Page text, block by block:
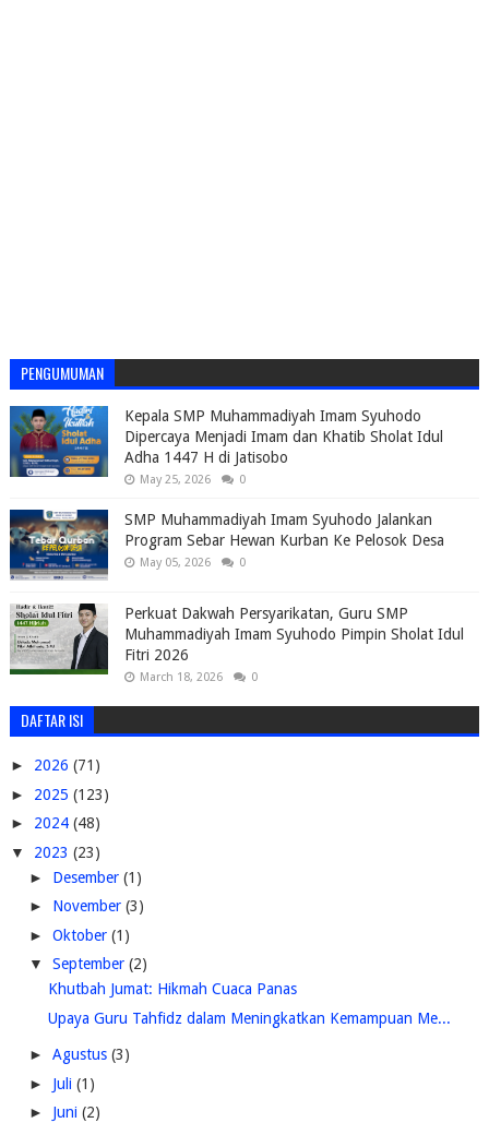
PENGUMUMAN
Kepala SMP Muhammadiyah Imam Syuhodo
Dipercaya Menjadi Imam dan Khatib Sholat Idul
Adha 1447 H di Jatisobo
May 25, 2026 0
SMP Muhammadiyah Imam Syuhodo Jalankan
Program Sebar Hewan Kurban Ke Pelosok Desa
May 05, 2026 0
Perkuat Dakwah Persyarikatan, Guru SMP
Muhammadiyah Imam Syuhodo Pimpin Sholat Idul
Fitri 2026
March 18, 2026 0
DAFTAR ISI
► 2026 (71)
► 2025 (123)
► 2024 (48)
▼ 2023 (23)
► Desember (1)
► November (3)
► Oktober (1)
▼ September (2)
Khutbah Jumat: Hikmah Cuaca Panas
Upaya Guru Tahfidz dalam Meningkatkan Kemampuan Me...
► Agustus (3)
► Juli (1)
► Juni (2)